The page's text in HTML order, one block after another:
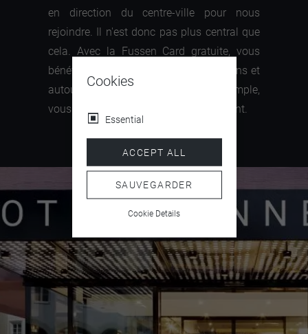
en direction du centre-ville pour nous
rejoindre. Il n'est donc pas plus central que
cela. Avec la Fussen Card gratuite, vous
bénéficiez de nombreux avantages dans et
autour de notre beau Fussen. Par exemple,
vous pouvez prendre le bus gratuitement.
Cookies
Essential
ACCEPT ALL
SAUVEGARDER
Cookie Details